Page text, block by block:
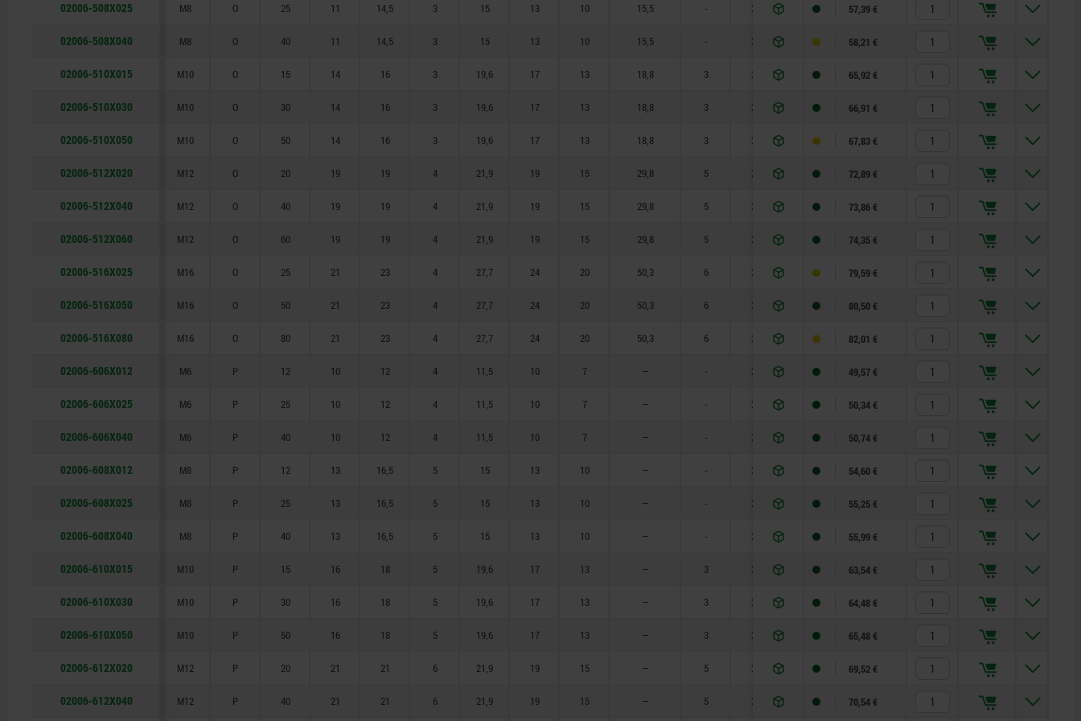
02006-508X025 M8 O 25 11 14,5 3 15 13 10 15,5 - 28 57,39 €
02006-508X040 M8 O 40 11 14,5 3 15 13 10 15,5 - 28 58,21 €
02006-510X015 M10 O 15 14 16 3 19,6 17 13 18,8 3 28 65,92 €
02006-510X030 M10 O 30 14 16 3 19,6 17 13 18,8 3 28 66,91 €
02006-510X050 M10 O 50 14 16 3 19,6 17 13 18,8 3 28 67,83 €
02006-512X020 M12 O 20 19 19 4 21,9 19 15 29,8 5 24 72,89 €
02006-512X040 M12 O 40 19 19 4 21,9 19 15 29,8 5 24 73,86 €
02006-512X060 M12 O 60 19 19 4 21,9 19 15 29,8 5 24 74,35 €
02006-516X025 M16 O 25 21 23 4 27,7 24 20 50,3 6 24 79,59 €
02006-516X050 M16 O 50 21 23 4 27,7 24 20 50,3 6 24 80,50 €
02006-516X080 M16 O 80 21 23 4 27,7 24 20 50,3 6 24 82,01 €
02006-606X012 M6 P 12 10 12 4 11,5 10 7 — - 28 49,57 €
02006-606X025 M6 P 25 10 12 4 11,5 10 7 — - 28 50,34 €
02006-606X040 M6 P 40 10 12 4 11,5 10 7 — - 28 50,74 €
02006-608X012 M8 P 12 13 16,5 5 15 13 10 — - 28 54,60 €
02006-608X025 M8 P 25 13 16,5 5 15 13 10 — - 28 55,25 €
02006-608X040 M8 P 40 13 16,5 5 15 13 10 — - 28 55,99 €
02006-610X015 M10 P 15 16 18 5 19,6 17 13 — 3 28 63,54 €
02006-610X030 M10 P 30 16 18 5 19,6 17 13 — 3 28 64,48 €
02006-610X050 M10 P 50 16 18 5 19,6 17 13 — 3 28 65,48 €
02006-612X020 M12 P 20 21 21 6 21,9 19 15 — 5 24 69,52 €
02006-612X040 M12 P 40 21 21 6 21,9 19 15 — 5 24 70,54 €